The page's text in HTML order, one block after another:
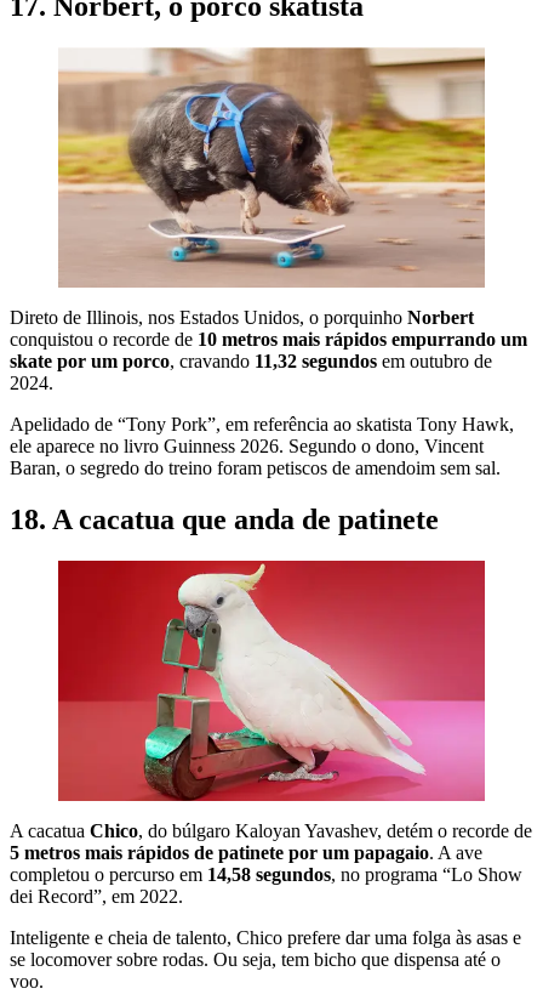
17. Norbert, o porco skatista
Direto de Illinois, nos Estados Unidos, o porquinho Norbert
conquistou o recorde de 10 metros mais rápidos empurrando um
skate por um porco, cravando 11,32 segundos em outubro de
2024.
Apelidado de “Tony Pork”, em referência ao skatista Tony Hawk,
ele aparece no livro Guinness 2026. Segundo o dono, Vincent
Baran, o segredo do treino foram petiscos de amendoim sem sal.
18. A cacatua que anda de patinete
A cacatua Chico, do búlgaro Kaloyan Yavashev, detém o recorde de
5 metros mais rápidos de patinete por um papagaio. A ave
completou o percurso em 14,58 segundos, no programa “Lo Show
dei Record”, em 2022.
Inteligente e cheia de talento, Chico prefere dar uma folga às asas e
se locomover sobre rodas. Ou seja, tem bicho que dispensa até o
voo.